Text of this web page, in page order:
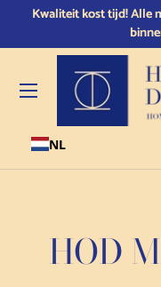
Doorgaan naar de
Kwaliteit kost tijd! Alle
NL
Zoeken
Producttype
Menu
HOD